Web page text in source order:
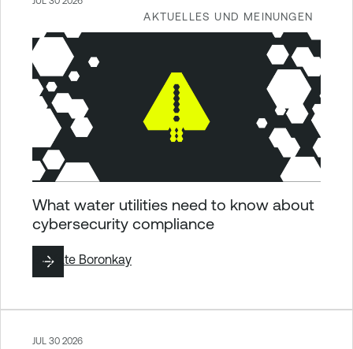
AKTUELLES UND MEINUNGEN
What water utilities need to know about
cybersecurity compliance
ByKate Boronkay
JUL 30 2026